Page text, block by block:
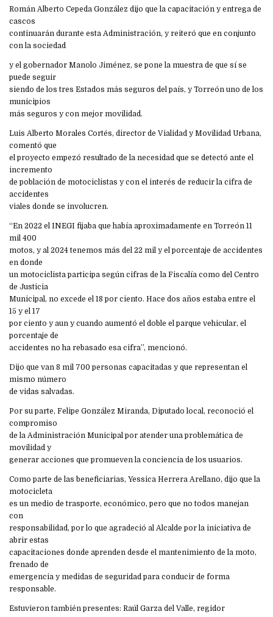
Román Alberto Cepeda González dijo que la capacitación y entrega de
cascos
continuarán durante esta Administración, y reiteró que en conjunto
con la sociedad
y el gobernador Manolo Jiménez, se pone la muestra de que sí se
puede seguir
siendo de los tres Estados más seguros del país, y Torreón uno de los
municipios
más seguros y con mejor movilidad.
Luis Alberto Morales Cortés, director de Vialidad y Movilidad Urbana,
comentó que
el proyecto empezó resultado de la necesidad que se detectó ante el
incremento
de población de motociclistas y con el interés de reducir la cifra de
accidentes
viales donde se involucren.
“En 2022 el INEGI fijaba que había aproximadamente en Torreón 11
mil 400
motos, y al 2024 tenemos más del 22 mil y el porcentaje de accidentes
en donde
un motociclista participa según cifras de la Fiscalía como del Centro
de Justicia
Municipal, no excede el 18 por ciento. Hace dos años estaba entre el
15 y el 17
por ciento y aun y cuando aumentó el doble el parque vehicular, el
porcentaje de
accidentes no ha rebasado esa cifra”, mencionó.
Dijo que van 8 mil 700 personas capacitadas y que representan el
mismo número
de vidas salvadas.
Por su parte, Felipe González Miranda, Diputado local, reconoció el
compromiso
de la Administración Municipal por atender una problemática de
movilidad y
generar acciones que promueven la conciencia de los usuarios.
Como parte de las beneficiarias, Yessica Herrera Arellano, dijo que la
motocicleta
es un medio de trasporte, económico, pero que no todos manejan
con
responsabilidad, por lo que agradeció al Alcalde por la iniciativa de
abrir estas
capacitaciones donde aprenden desde el mantenimiento de la moto,
frenado de
emergencia y medidas de seguridad para conducir de forma
responsable.
Estuvieron también presentes: Raúl Garza del Valle, regidor